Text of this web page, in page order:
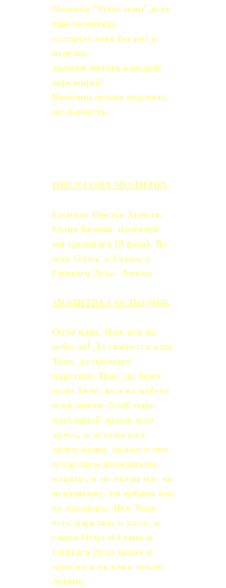
Помимо "Отче наш",есть
еще молитвы,
которые хотя бы раз в
неделю,
должен читать каждый
верующий.
Конечно лучше выучить
их наизусть.
ИИСУСОВА МОЛИТВА.
Господи Иисусе Христе,
Сыне Божий, помилуй
мя грешнаго (3 раза). Во
имя Отца, и Сына, и
Святаго Духа. Аминь.
МОЛИТВА ГОСПОДНЯ.
Отче наш, Иже еси на
небесах! Да святится имя
Твое, да приидет
царствие Твое, да будет
воля Твоя, яко на небеси
и на земли. Хлеб наш
насущный даждь нам
днесь, и остави нам
долги наша, якоже и мы
оставляем должником
нашим, и не введи нас во
искушение, но избави нас
от лукаваго. Яко Твое
есть царство, и сила, и
слава Отца и Сына и
Святаго Духа ныне и
присно и во веки веков.
Аминь.